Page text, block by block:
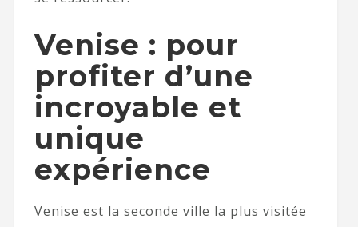
Venise : pour
profiter d’une
incroyable et
unique
expérience
Venise est la seconde ville la plus visitée